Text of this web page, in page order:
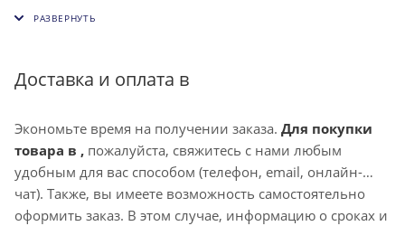
модель клапана рассчитана на монтаж с внутренней
используются заклепки. Главной его задачей является
контроль воздушного потока, который проходит через
отвертка, ней легко настроить с передней стороны
ширину зазоров между жалюзи.
Доставка и оплата в
Экономьте время на получении заказа. Для покупки
товара в , пожалуйста, свяжитесь с нами любым
удобным для вас способом (телефон, email, онлайн-
чат). Также, вы имеете возможность самостоятельно
оформить заказ. В этом случае, информацию о сроках и